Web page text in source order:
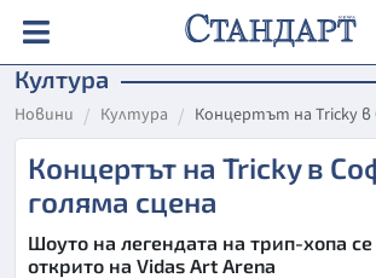
Култура
Новини Култура Концертът на Tricky в
Концертът на Tricky в
голяма сцена
Шоуто на легендата на трип-хопа
открито на Vidas Art Arena